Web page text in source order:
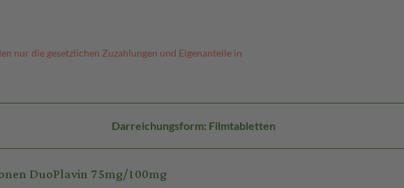
nur die gesetzlichen Zuzahlungen und Eigenanteile in
Darreichungsform: Filmtabletten
DuoPlavin 75mg/100mg